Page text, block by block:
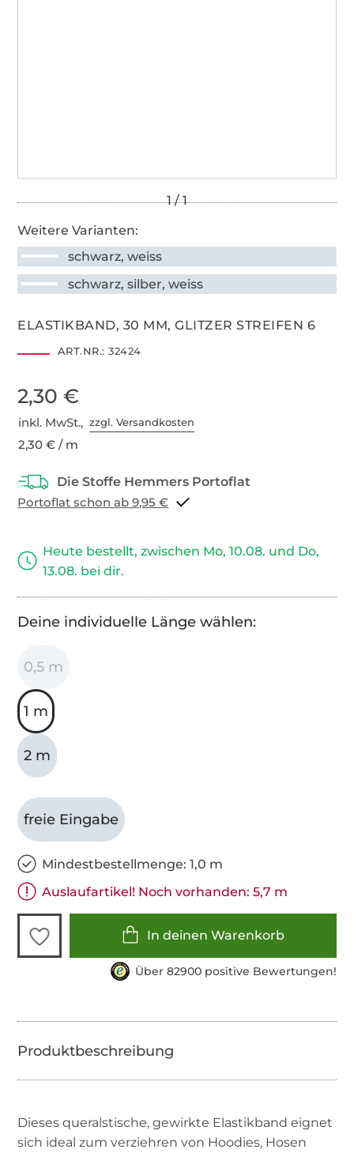
Weitere Varianten:
schwarz, weiss
schwarz, silber, weiss
ELASTIKBAND, 30 MM, GLITZER STREIFEN 6
ART.NR.: 32424
2,30 €
inkl. MwSt.,zzgl. Versandkosten
2,30 € / m
Portoflat schon ab 9,95 €
Heute bestellt, zwischen Mo, 10.08. und Do,
13.08. bei dir.
Deine individuelle Länge wählen:
0,5 m
1 m
2 m
freie Eingabe
Mindestbestellmenge: 1,0 m
Auslaufartikel! Noch vorhanden: 5,7 m
In deinen Warenkorb
Über 82900 positive Bewertungen!
Dieses queralstische, gewirkte Elastikband eignet
sich ideal zum verziehren von Hoodies, Hosen